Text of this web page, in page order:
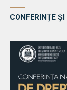
CONFERINȚE ȘI